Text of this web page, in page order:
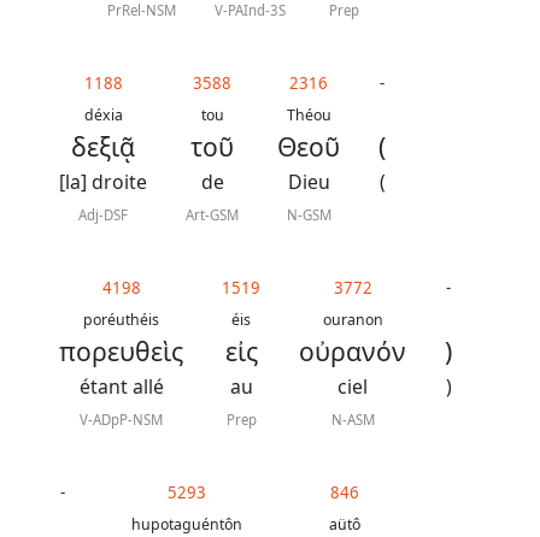
PrRel-NSM V-PAInd-3S Prep
1188
déxia
δεξιᾷ
[la] droite
Adj-DSF
3588
tou
τοῦ
de
Art-GSM
2316
Théou
Θεοῦ
Dieu
N-GSM
-
(
(
4198
poréuthéis
πορευθεὶς
étant allé
V-ADpP-NSM
1519
éis
εἰς
au
Prep
3772
ouranon
οὐρανόν
ciel
N-ASM
-
)
)
- 5293
hupotaguéntôn
846
aütô
chapitre
Lire ce
Traduction